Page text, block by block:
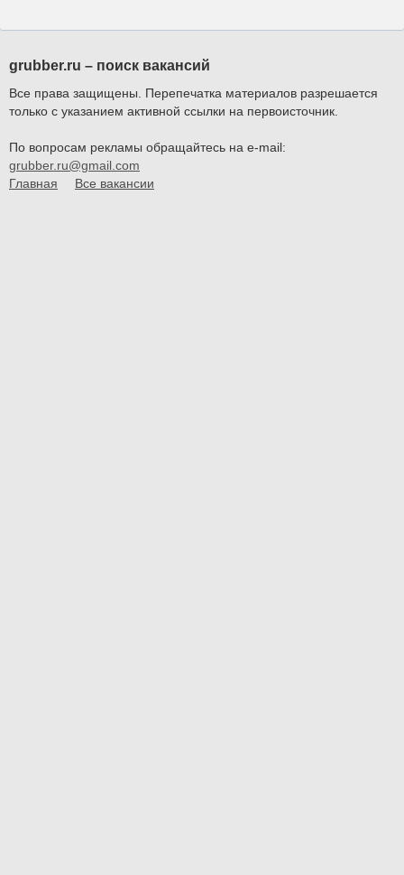
grubber.ru – поиск вакансий
Все права защищены. Перепечатка материалов разрешается
только с указанием активной ссылки на первоисточник.
По вопросам рекламы обращайтесь на e-mail:
grubber.ru@gmail.com
Главная
Все вакансии